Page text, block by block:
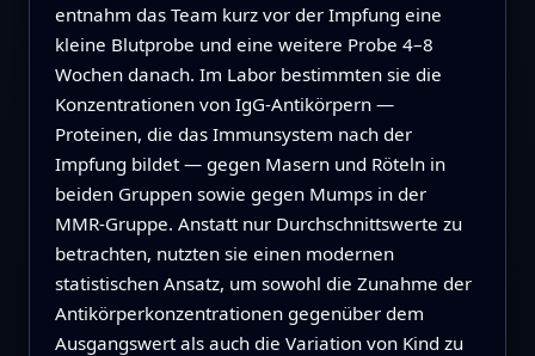
entnahm das Team kurz vor der Impfung eine
kleine Blutprobe und eine weitere Probe 4–8
Wochen danach. Im Labor bestimmten sie die
Konzentrationen von IgG‑Antikörpern —
Proteinen, die das Immunsystem nach der
Impfung bildet — gegen Masern und Röteln in
beiden Gruppen sowie gegen Mumps in der
MMR‑Gruppe. Anstatt nur Durchschnittswerte zu
betrachten, nutzten sie einen modernen
statistischen Ansatz, um sowohl die Zunahme der
Antikörperkonzentrationen gegenüber dem
Ausgangswert als auch die Variation von Kind zu